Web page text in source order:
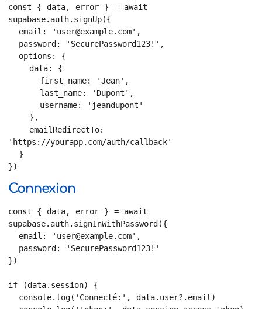
const { data, error } = await
supabase.auth.signUp({
'https://yourapp.com/auth/callback'
})
Connexion
const { data, error } = await
supabase.auth.signInWithPassword({
})
if (data.session) {